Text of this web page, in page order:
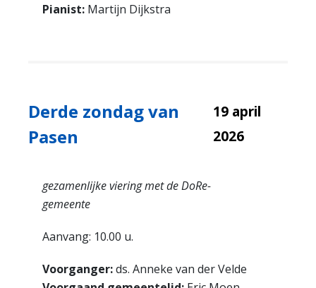
Pianist: Martijn Dijkstra
Derde zondag van
Pasen
19 april
2026
gezamenlijke viering met de DoRe-
gemeente
Aanvang: 10.00 u.
Voorganger:ds. Anneke van der Velde